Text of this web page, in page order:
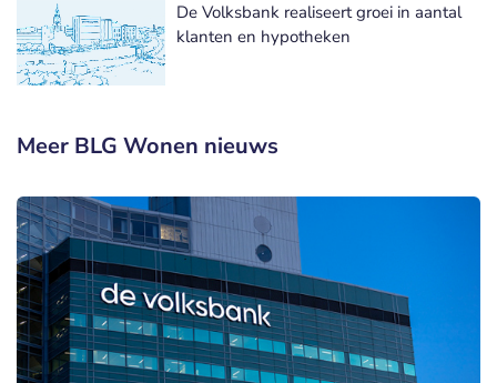
De Volksbank realiseert groei in aantal
klanten en hypotheken
Meer BLG Wonen nieuws